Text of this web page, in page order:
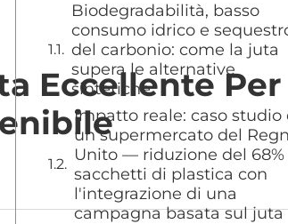
Eccellente Per
Biodegradabilità, basso
consumo idrico e
del carbonio: come la juta
supera le alternative
sintetiche
Impatto reale: caso studio
un supermercato del
Unito — riduzione del 68%
sacchetti di plastica con
l'integrazione di una
campagna basata sul juta